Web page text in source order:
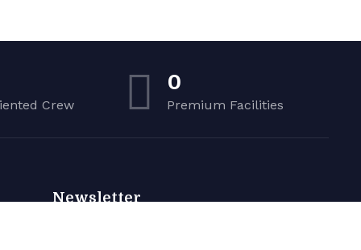
Crew
0
Premium Facilities
Newsletter